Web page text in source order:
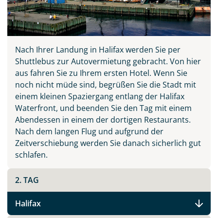
Nach Ihrer Landung in Halifax werden Sie per
Shuttlebus zur Autovermietung gebracht. Von hier
aus fahren Sie zu Ihrem ersten Hotel. Wenn Sie
noch nicht müde sind, begrüßen Sie die Stadt mit
einem kleinen Spaziergang entlang der Halifax
Waterfront, und beenden Sie den Tag mit einem
Abendessen in einem der dortigen Restaurants.
Nach dem langen Flug und aufgrund der
Zeitverschiebung werden Sie danach sicherlich gut
schlafen.
2. TAG
Halifax